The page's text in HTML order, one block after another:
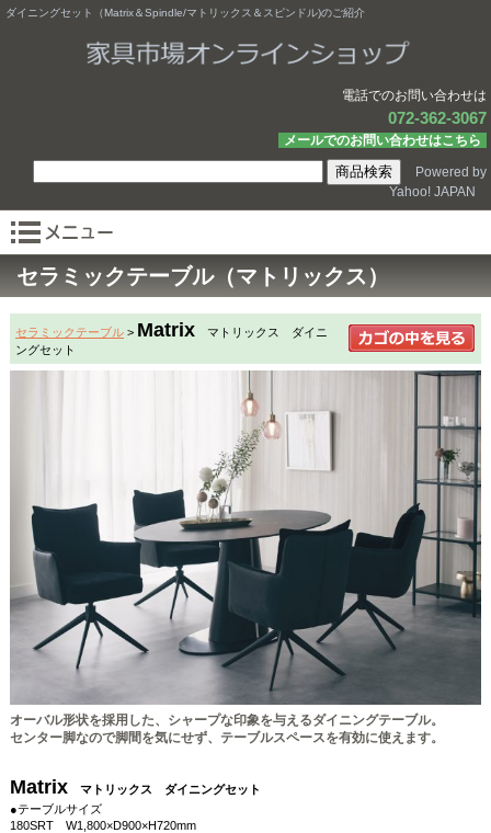
ダイニングセット（Matrix＆Spindle/マトリックス＆スピンドル)のご紹介
電話でのお問い合わせは
072-362-3067
メールでのお問い合わせはこちら
Powered by
Yahoo! JAPAN
セラミックテーブル（マトリックス）
セラミックテーブル> Matrix マトリックス ダイニ
ングセット
オーバル形状を採用した、シャープな印象を与えるダイニングテーブル。
センター脚なので脚間を気にせず、テーブルスペースを有効に使えます。
Matrix マトリックス ダイニングセット
●テーブルサイズ
180SRT W1,800×D900×H720mm